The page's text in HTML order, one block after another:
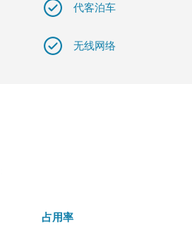
代客泊车
无线网络
占用率